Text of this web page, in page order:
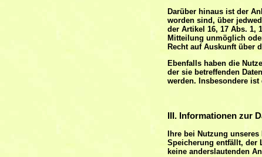
Darüber hinaus ist der
worden sind, über
der Artikel 16, 17 Abs. 1,
Mitteilung unmöglich
Recht auf Auskunft über
Ebenfalls haben die
der sie betreffenden
werden. Insbesondere
III. Informationen zur
Ihre bei Nutzung
Speicherung entfällt, der
keine anderslautenden